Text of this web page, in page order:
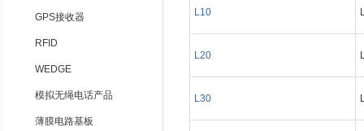
L10
L20
L30
GPS接收器
RFID
WEDGE
模拟无绳电话产品
薄膜电路基板